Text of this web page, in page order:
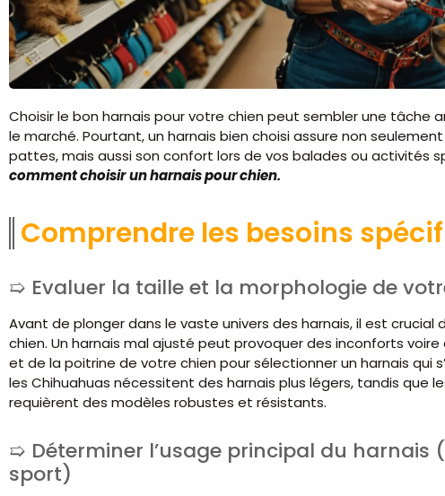
Choisir le bon harnais pour votre chien peut sembler une tâche
le marché. Pourtant, un harnais bien choisi assure non
pattes, mais aussi son confort lors de vos balades ou activités
comment choisirun harnais pour chien.
Comprendre les besoins
Evaluer la taille et la morphologie de
Avant de plonger dans le vaste univers des harnais, il est crucial
chien. Un harnais mal ajusté peut provoquer des inconforts
et de la poitrine de votre chien pour sélectionner un harnais
les Chihuahuas nécessitent des harnais plus légers, tandis que
requièrent des modèles robustes et résistants.
Déterminer l’usage principal du
sport)